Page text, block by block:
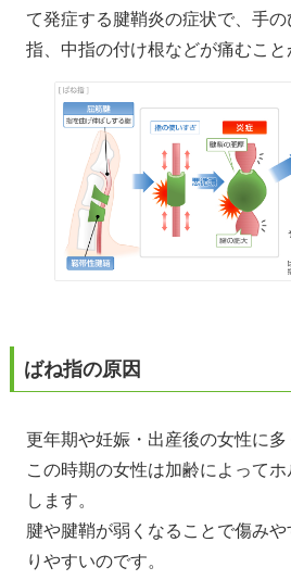
て発症する腱鞘炎の症状で、手
指、中指の付け根などが痛むこと
ばね指の原因
更年期や妊娠・出産後の女性に多
この時期の女性は加齢によって
します。
腱や腱鞘が弱くなることで傷み
りやすいのです。